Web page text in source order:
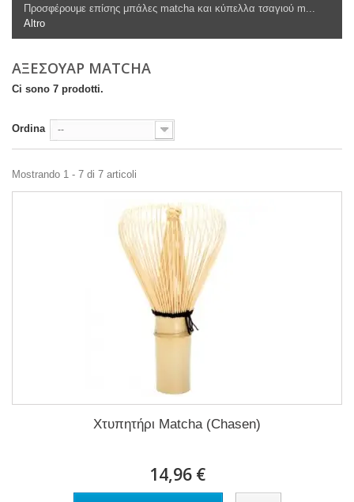
Προσφέρουμε επίσης μπάλες matcha και κύπελλα τσαγιού m...
Altro
ΑΞΕΣΟΥΆΡ ΜATCHA
Ci sono 7 prodotti.
Ordina --
Mostrando 1 - 7 di 7 articoli
Χτυπητήρι Matcha (Chasen)
14,96 €